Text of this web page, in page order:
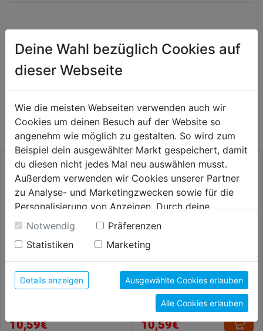
KATEGORIE
Schlitz-Schraubendreher 2K.-
10,59€
T-Griff Kugelk.-Stiftschlüssel
10,59€
Deine Wahl bezüglich Cookies auf
dieser Webseite
Wie die meisten Webseiten verwenden auch wir
Cookies um deinen Besuch auf der Website so
angenehm wie möglich zu gestalten. So wird zum
Beispiel dein ausgewählter Markt gespeichert, damit
du diesen nicht jedes Mal neu auswählen musst.
Außerdem verwenden wir Cookies unserer Partner
zu Analyse- und Marketingzwecken sowie für die
Personalisierung von Anzeigen. Durch deine
Einwilligung werden die Daten von Drittanbieter,
unter anderem auch in den USA, verarbeitet.
Durch Klick auf "Alle Cookies erlauben" stimmst du
der Verwendung aller Cookies zu. Unter "Details
anzeigen" findest du alle Infos zu den
unterschiedlichen Cookies, unter "Cookies
Konfigurieren" kannst du auswählen, welche Cookies
du zulassen möchtest und welche nicht.
Notwendig
Präferenzen
Statistiken
Marketing
Details anzeigen Ausgewählte Cookies erlauben
Alle Cookies erlauben